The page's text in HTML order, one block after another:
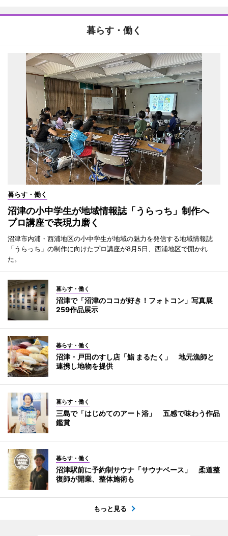
暮らす・働く
暮らす・働く
沼津の小中学生が地域情報誌「うらっち」制作へ
プロ講座で表現力磨く
沼津市内浦・西浦地区の小中学生が地域の魅力を発信する地域情報誌
「うらっち」の制作に向けたプロ講座が8月5日、西浦地区で開かれ
た。
暮らす・働く
沼津で「沼津のココが好き！フォトコン」写真展
259作品展示
暮らす・働く
沼津・戸田のすし店「鮨 まるたく」 地元漁師と
連携し地物を提供
暮らす・働く
三島で「はじめてのアート浴」 五感で味わう作品
鑑賞
暮らす・働く
沼津駅前に予約制サウナ「サウナベース」 柔道整
復師が開業、整体施術も
もっと見る